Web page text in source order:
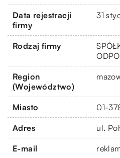
Data rejestracji
firmy
31
Rodzaj firmy
Region
(Województwo)
Miasto 01-
Adres ul.
E-mail